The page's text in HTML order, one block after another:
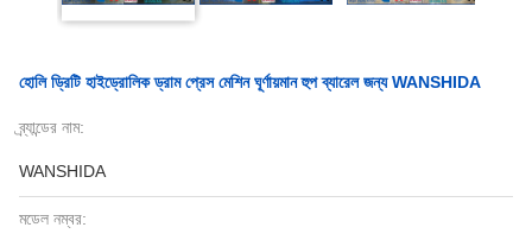
হোলি ড্রিটি হাইড্রোলিক ড্রাম প্রেস মেশিন ঘূর্ণায়মান হুপ ব্যারেল জন্য WANSHIDA
ব্র্যান্ডের নাম:
WANSHIDA
মডেল নম্বর: